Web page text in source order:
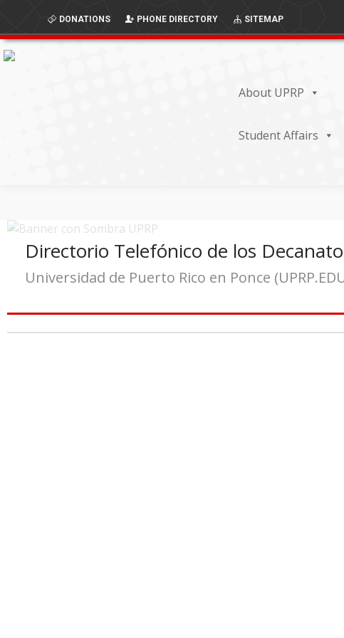
Content
navigation
DONATIONS PHONE DIRECTORY SITEMAP
About UPRP
Student Affairs
Directorio Telefónico de los
Universidad de Puerto Rico en Ponce